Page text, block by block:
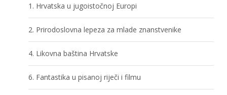
1. Hrvatska u jugoistočnoj Europi
2. Prirodoslovna lepeza za mlade znanstvenike
4. Likovna baština Hrvatske
6. Fantastika u pisanoj riječi i filmu